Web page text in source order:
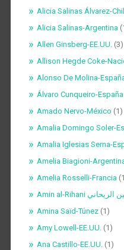
Alicia Salinas Álvarez-
Alicia Salinas-Argentina
Allen Ginsberg-EE.UU.(3)
Allison Hegde Coke-
Alonso De Molina-
Álvaro Cunqueiro-España
Amado Nervo-México (1)
Amalia Domingo Soler-
Amalia Iglesias Serna-
Amelia Biagioni-
Amelia Rosselli-Francia
Amina Saïd-Túnez(1)
Amy Lowell-EE.UU.(1)
Ana Castillo-EE.UU.(1)